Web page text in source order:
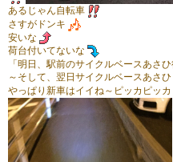
あるじゃん自転車
さすがドンキ
安いな
荷台付いてないな
「明日、駅前のサイクルベースあさ
～そして、翌日サイクルベースあさひ
やっぱり新車はイイね～ピッカピッカ